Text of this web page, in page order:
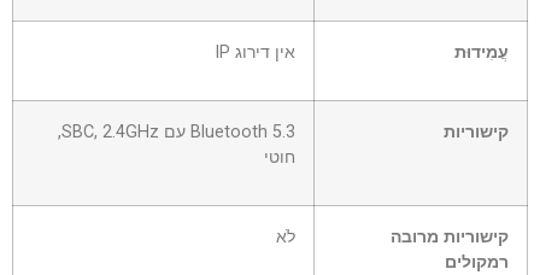
עֲמִידוּת אין דירוג IP
קישוריות
Bluetooth 5.3 עם SBC, 2.4GHz,
חוטי
קישוריות מרובה
רמקולים
לֹא